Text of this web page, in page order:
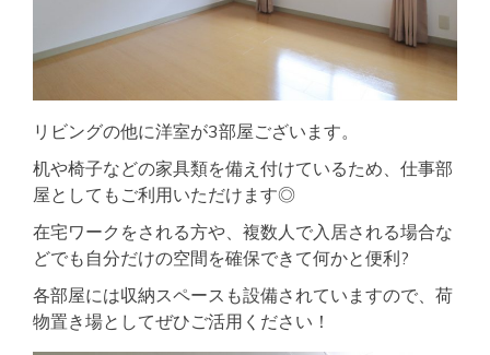
リビングの他に洋室が3部屋ございます。
机や椅子などの家具類を備え付けているため、仕事部
屋としてもご利用いただけます◎
在宅ワークをされる方や、複数人で入居される場合な
どでも自分だけの空間を確保できて何かと便利?
各部屋には収納スペースも設備されていますので、荷
物置き場としてぜひご活用ください！